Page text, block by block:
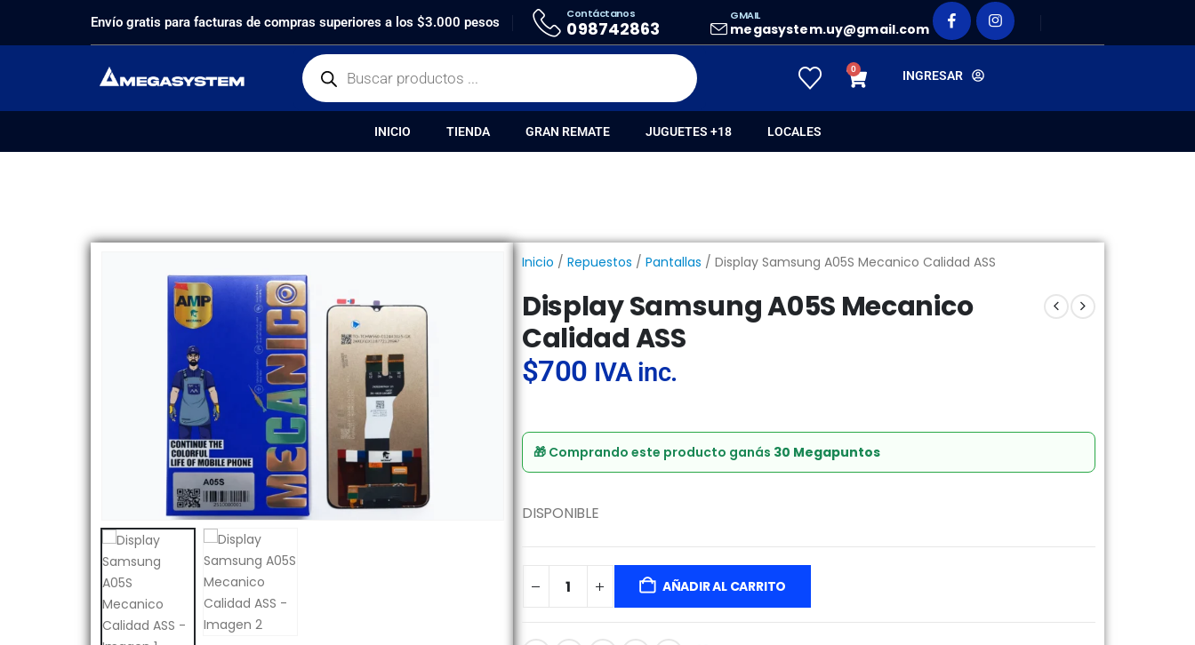
Envío gratis para facturas de compras superiores a los $3.000 pesos
Contáctanos
098742863
GMAIL
megasystem.uy@gmail.com
0 INGRESAR
INICIO TIENDA GRAN REMATE JUGUETES +18 LOCALES
PRODUCTOSREPUESTOS, PANTALLAS DISPLAY SAMSUNG A05S MECANICO CALIDAD ASS
Inicio / Repuestos / Pantallas / Display Samsung A05S Mecanico Calidad ASS
Display Samsung A05S Mecanico
Calidad ASS
$700 IVA inc.
🎁 Comprando este producto ganás 30 Megapuntos
DISPONIBLE
AÑADIR AL CARRITO